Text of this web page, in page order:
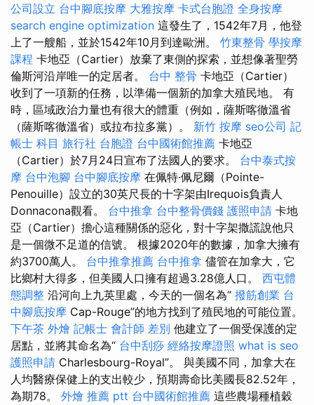
公司設立 台中腳底按摩 大雅按摩 卡式台胞證 全身按摩
search engine optimization 這發生了，1542年7月，他登
上了一艘船，並於1542年10月到達歐洲。 竹東整骨 學按摩
課程 卡地亞（Cartier）放棄了東側的探索，並想像著聖勞
倫斯河沿岸唯一的定居者。 台中 整骨 卡地亞（Cartier）
收到了一項新的任務，以準備一個新的加拿大殖民地。 有
時，區域政治力量也有很大的體重（例如，薩斯喀徹溫省
（薩斯喀徹溫省）或拉布拉多黨）。 新竹 按摩 seo公司 記
帳士 科目 旅行社 台胞證 台中國術館推薦 卡地亞
（Cartier）於7月24日宣布了法國人的要求。 台中泰式按
摩 台中泡腳 台中腳底按摩 在佩特·佩尼爾（Pointe-
Penouille）設立的30英尺長的十字架由Irequois負責人
Donnacona觀看。 台中推拿 台中整骨價錢 護照申請 卡地
亞（Cartier）擔心這種關係的惡化，對十字架撒謊說他只
是一個微不足道的信號。 根據2020年的數據，加拿大擁有
約3700萬人。 台中推拿推薦 台中推拿 儘管在加拿大，它
比鄉村大得多，但美國人口擁有超過3.28億人口。 西屯體
態調整 沿河向上九英里處，今天的一個名為“ 撥筋創業 台
中腳底按摩 Cap-Rouge”的地方找到了殖民地的可能位置。
下午茶 外燴 記帳士 會計師 差別 他建立了一個受保護的定
居點，並將其命名為“ 台中刮痧 經絡按摩證照 what is seo
護照申請 Charlesbourg-Royal”。 與美國不同，加拿大在
人均醫療保健上的支出較少，預期壽命比美國長82.52年，
為期78。 外燴 推薦 ptt 台中國術館推薦 這些農場種植穀